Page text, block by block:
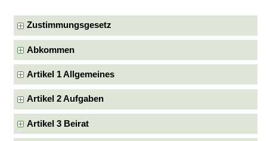
Zustimmungsgesetz
Abkommen
Artikel 1 Allgemeines
Artikel 2 Aufgaben
Artikel 3 Beirat